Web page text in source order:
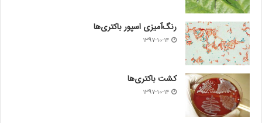
رنگ‌آمیزی اسپور باکتری‌ها
۱۳۹۷-۱۰-۱۴
کشت باکتری‌ها
۱۳۹۷-۱۰-۱۴